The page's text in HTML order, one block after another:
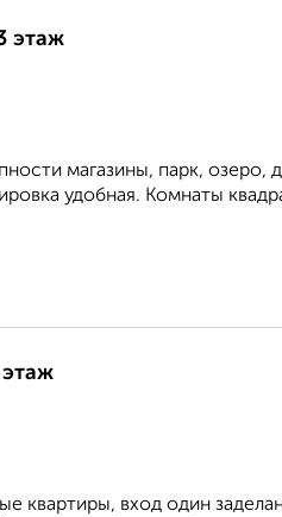
этаж
магазины, парк, озеро,
удобная. Комнаты
квартиры, вход один